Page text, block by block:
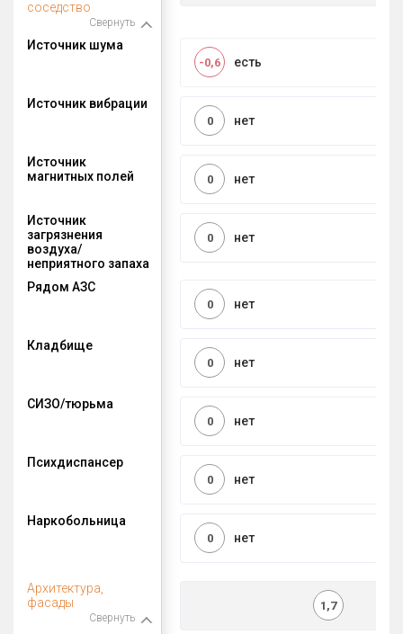
соседство
Свернуть
Источник шума
есть
-0,6
Источник вибрации
нет
0
Источник
магнитных полей
нет
0
Источник
загрязнения
воздуха/
неприятного запаха
нет
0
Рядом АЗС
нет
0
Кладбище
нет
0
СИЗО/тюрьма
нет
0
Психдиспансер
нет
0
Наркобольница
нет
0
Архитектура,
фасады
Свернуть
1,7